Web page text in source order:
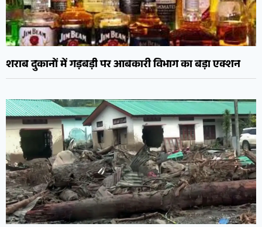
शराब दुकानों में गड़बड़ी पर आबकारी विभाग का बड़ा एक्शन